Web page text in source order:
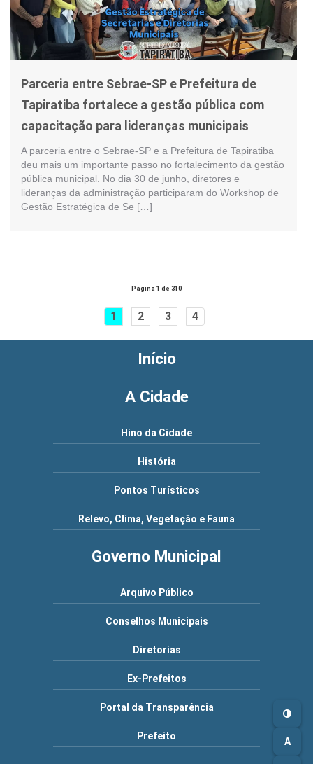
A
Parceria entre Sebrae-SP e Prefeitura de
Tapiratiba fortalece a gestão pública com
capacitação para lideranças municipais
A parceria entre o Sebrae-SP e a Prefeitura de Tapiratiba
deu mais um importante passo no fortalecimento da gestão
pública municipal. No dia 30 de junho, diretores e
lideranças da administração participaram do Workshop de
Gestão Estratégica de Se […]
Página 1 de 310
1 2 3 4
Início
A Cidade
Hino da Cidade
História
Pontos Turísticos
Relevo, Clima, Vegetação e Fauna
Governo Municipal
Arquivo Público
Conselhos Municipais
Diretorias
Ex-Prefeitos
Portal da Transparência
Prefeito